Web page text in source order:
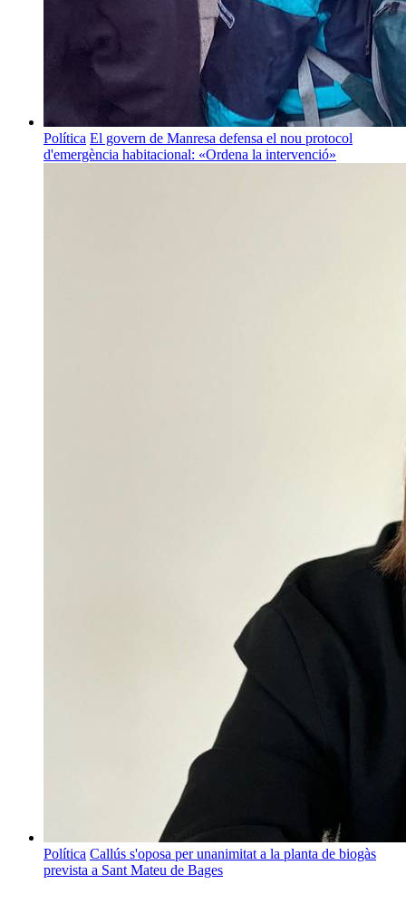
Política El govern de Manresa defensa el nou protocol
d'emergència habitacional: «Ordena la intervenció»
Política Callús s'oposa per unanimitat a la planta de biogàs
prevista a Sant Mateu de Bages